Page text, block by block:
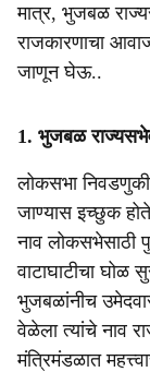
मात्र, भुजबळ
राजकारणाचा
जाणून घेऊ..
1. भुजबळ
लोकसभा
जाण्यास इच्छुक
नाव लोकसभेसाठी
वाटाघाटीचा घोळ
भुजबळांनीच
वेळेला त्यांचे नाव
मंत्रिमंडळात